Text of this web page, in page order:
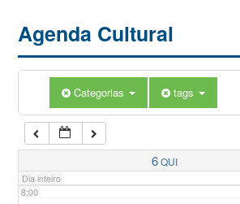
Agenda Cultural
Categorias tags
6QUI
Dia inteiro
5:00
7:00
8:00